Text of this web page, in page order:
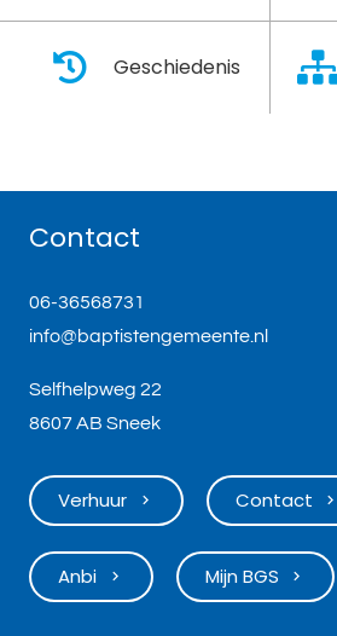
Geschiedenis
Contact
06-36568731
info@baptistengemeente.nl
Selfhelpweg 22
8607 AB Sneek
Verhuur keyboard_arrow_right Contact keyboard_arrow_right
Anbi keyboard_arrow_right Mijn BGS keyboard_arrow_right